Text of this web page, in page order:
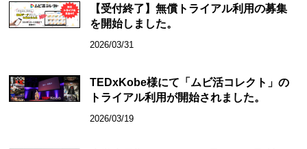
【受付終了】無償トライアル利用の募集
を開始しました。
2026/03/31
TEDxKobe様にて「ムビ活コレクト」の
トライアル利用が開始されました。
2026/03/19